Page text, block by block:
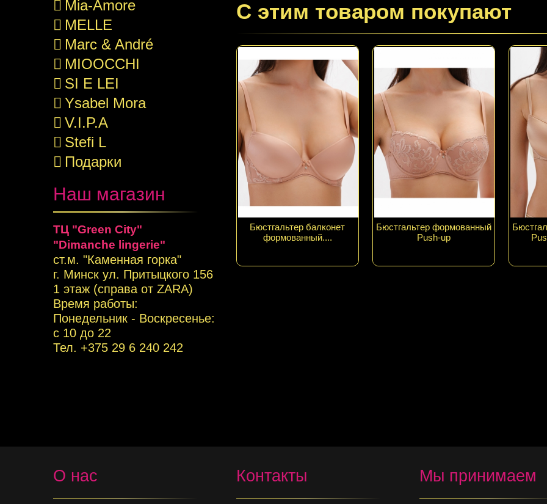
Mia-Amore
MELLE
Marc & André
MIOOCCHI
SI E LEI
Ysabel Mora
V.I.P.A
Stefi L
Подарки
Наш магазин
ТЦ "Green City"
"Dimanche lingerie"
ст.м. "Каменная горка"
г. Минск ул. Притыцкого 156
1 этаж (справа от ZARA)
Время работы:
Понедельник - Воскресенье:
с 10 до 22
Тел. +375 29 6 240 242
С этим товаром покупают
Бюстгальтер балконет
формованный....
Бюстгальтер формованный
Push-up
О нас Контакты Мы принимаем